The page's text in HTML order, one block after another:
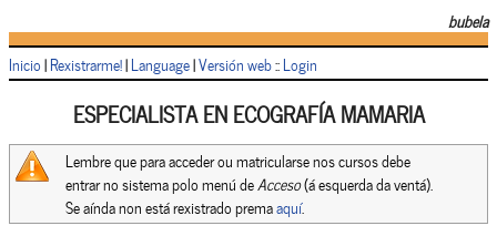
bubela
Inicio|Rexistrarme!|Language|Versión web::Login
ESPECIALISTA EN ECOGRAFÍA MAMARIA
Lembre que para acceder ou matricularse nos cursos debe
entrar no sistema polo menú deAcceso(á esquerda da ventá).
Se aínda non está rexistrado premaaquí.